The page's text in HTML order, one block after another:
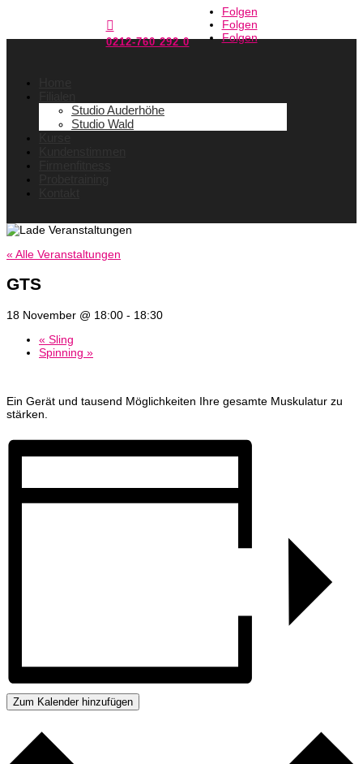

0212-760 292 0
Folgen
Folgen
Folgen
Studio Auderhöhe
Studio Wald
« Alle Veranstaltungen
GTS
18 November @ 18:00 - 18:30
« Sling
Spinning »
Ein Gerät und tausend Möglichkeiten Ihre gesamte Muskulatur zu
stärken.
Zum Kalender hinzufügen